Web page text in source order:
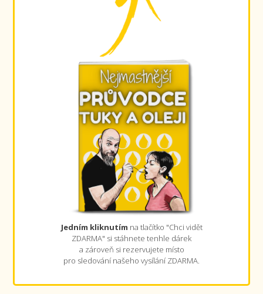
Jedním kliknutím na tlačítko "Chci vidět
ZDARMA" si stáhnete tenhle dárek
a zároveň si rezervujete místo
pro sledování našeho vysílání ZDARMA.